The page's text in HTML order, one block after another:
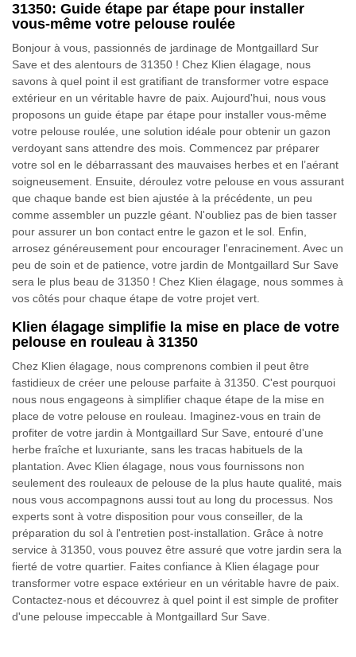
31350: Guide étape par étape pour installer
vous-même votre pelouse roulée
Bonjour à vous, passionnés de jardinage de Montgaillard Sur
Save et des alentours de 31350 ! Chez Klien élagage, nous
savons à quel point il est gratifiant de transformer votre espace
extérieur en un véritable havre de paix. Aujourd'hui, nous vous
proposons un guide étape par étape pour installer vous-même
votre pelouse roulée, une solution idéale pour obtenir un gazon
verdoyant sans attendre des mois. Commencez par préparer
votre sol en le débarrassant des mauvaises herbes et en l’aérant
soigneusement. Ensuite, déroulez votre pelouse en vous assurant
que chaque bande est bien ajustée à la précédente, un peu
comme assembler un puzzle géant. N'oubliez pas de bien tasser
pour assurer un bon contact entre le gazon et le sol. Enfin,
arrosez généreusement pour encourager l'enracinement. Avec un
peu de soin et de patience, votre jardin de Montgaillard Sur Save
sera le plus beau de 31350 ! Chez Klien élagage, nous sommes à
vos côtés pour chaque étape de votre projet vert.
Klien élagage simplifie la mise en place de votre
pelouse en rouleau à 31350
Chez Klien élagage, nous comprenons combien il peut être
fastidieux de créer une pelouse parfaite à 31350. C'est pourquoi
nous nous engageons à simplifier chaque étape de la mise en
place de votre pelouse en rouleau. Imaginez-vous en train de
profiter de votre jardin à Montgaillard Sur Save, entouré d'une
herbe fraîche et luxuriante, sans les tracas habituels de la
plantation. Avec Klien élagage, nous vous fournissons non
seulement des rouleaux de pelouse de la plus haute qualité, mais
nous vous accompagnons aussi tout au long du processus. Nos
experts sont à votre disposition pour vous conseiller, de la
préparation du sol à l'entretien post-installation. Grâce à notre
service à 31350, vous pouvez être assuré que votre jardin sera la
fierté de votre quartier. Faites confiance à Klien élagage pour
transformer votre espace extérieur en un véritable havre de paix.
Contactez-nous et découvrez à quel point il est simple de profiter
d'une pelouse impeccable à Montgaillard Sur Save.